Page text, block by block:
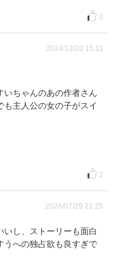
0
2024/12/20 15:11
いちゃんのあの作者さん
主人公の女の子がスイ
2
2026/07/29 21:25
し、ストーリーも面白
うへの独占欲も良すぎで